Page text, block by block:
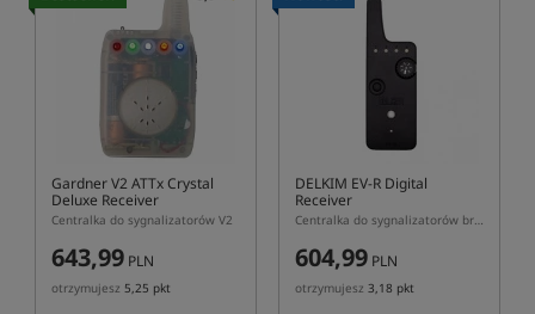
Gardner V2 ATTx Crystal
Deluxe Receiver
Centralka do sygnalizatorów V2
643,99 PLN
otrzymujesz 5,25 pkt
DELKIM EV-R Digital
Receiver
Centralka do sygnalizatorów brań Delkim EV-R
604,99 PLN
otrzymujesz 3,18 pkt